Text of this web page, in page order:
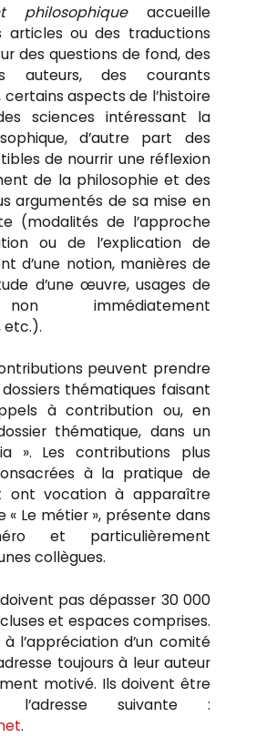
philosophiqueaccueille
articles ou des traductions
des questions de fond, des
auteurs, des courants
certains aspects de l’histoire
sciences intéressant la
d’autre part des
de nourrir une réflexion
de la philosophie et des
argumentés de sa mise en
(modalités de l’approche
ou de l’explication de
d’une notion, manières de
d’une œuvre, usages de
immédiatement
etc.).
peuvent prendre
thématiques faisant
à contribution ou, en
thématique, dans un
». Les contributions plus
à la pratique de
ont vocation à apparaître
« Le métier », présente dans
et particulièrement
collègues.
pas dépasser 30 000
et espaces comprises.
l’appréciation d’un comité
toujours à leur auteur
motivé. Ils doivent être
l’adresse suivante :
.